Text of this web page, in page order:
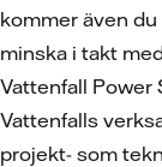
kommer även
minska i takt
Vattenfall Power
Vattenfalls
projekt- som